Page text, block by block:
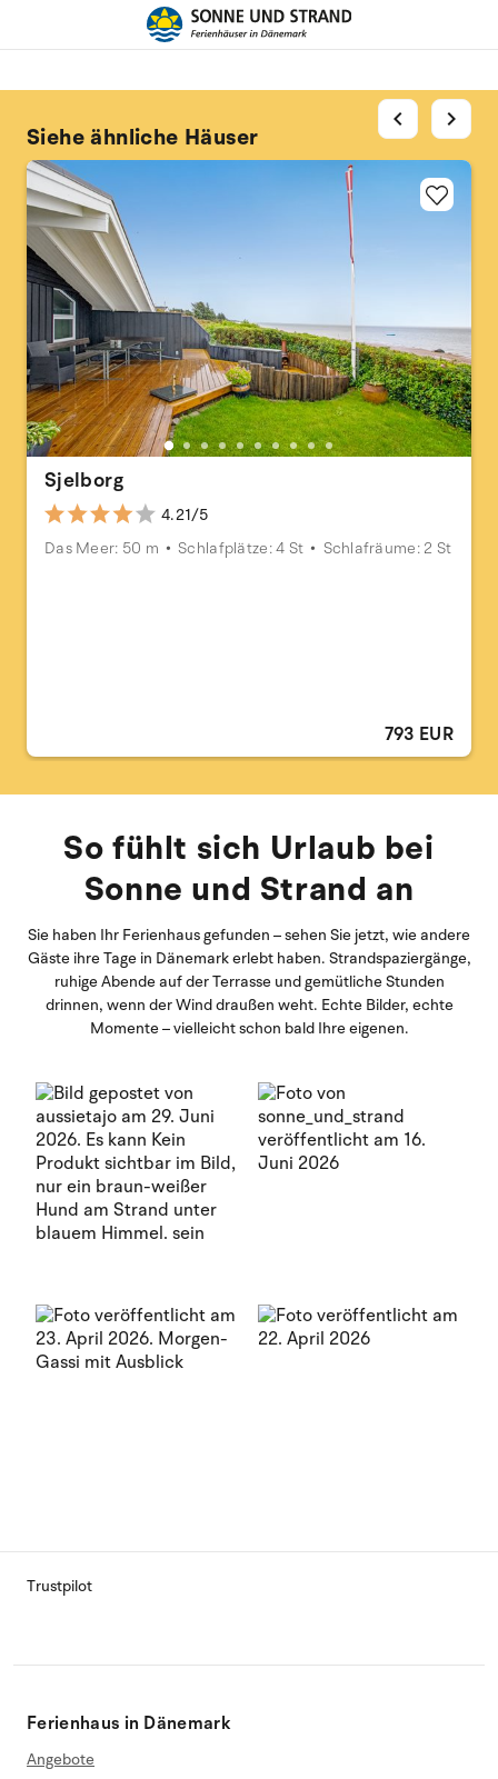
Siehe ähnliche Häuser
Sjelborg
4.21/5
Das Meer: 50 m
Schlafplätze: 4 St Schlafräume: 2 St
793 EUR
chevron_left chevron_right
So fühlt sich Urlaub bei
Sonne und Strand an
Sie haben Ihr Ferienhaus gefunden – sehen Sie jetzt, wie andere
Gäste ihre Tage in Dänemark erlebt haben. Strandspaziergänge,
ruhige Abende auf der Terrasse und gemütliche Stunden
drinnen, wenn der Wind draußen weht. Echte Bilder, echte
Momente – vielleicht schon bald Ihre eigenen.
Trustpilot
Ferienhaus in Dänemark
Angebote